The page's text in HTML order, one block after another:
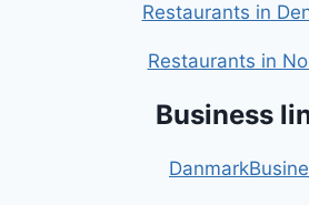
Restaurants in
Restaurants in
Business